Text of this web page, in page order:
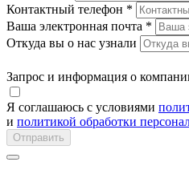
Контактный телефон *
Ваша электронная почта *
Откуда вы о нас узнали
Запрос и информация о
Я соглашаюсь c условиями
и политикой обработки
Отправить